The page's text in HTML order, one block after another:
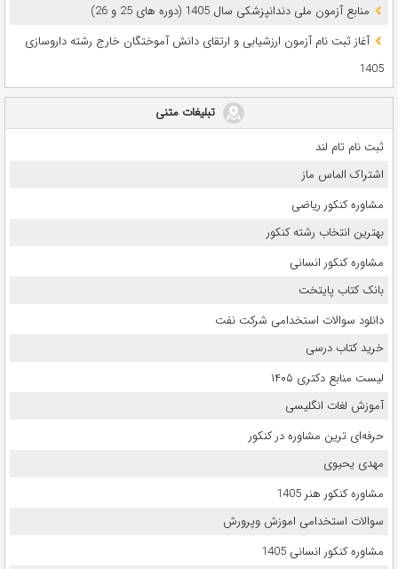
ﻣﻨﺎﺑﻊ آزﻣﻮن ﻣﻠﯽ دندانپزشکی سال 1405 (دوره های 25 و 26)
آغاز ثبت نام آزمون‌ ارزشیابی و ارتقای دانش آموختگان خارج رشته داروسازی
1405
تبلیغات متنی
ثبت نام تام لند
اشتراک الماس ماز
مشاوره کنکور ریاضی
بهترین انتخاب رشته کنکور
مشاوره کنکور انسانی
بانک کتاب پایتخت
دانلود سوالات استخدامی شرکت نفت
خرید کتاب درسی
لیست منابع دکتری ۱۴۰۵
آموزش لغات انگلیسی
حرفه‌ای ترین مشاوره در کنکور
مهدی یحیوی
مشاوره کنکور هنر 1405
سوالات استخدامی اموزش وپرورش
مشاوره کنکور انسانی 1405